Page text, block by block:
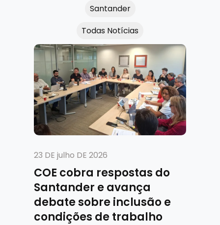
Santander
Todas Notícias
23 DE julho DE 2026
COE cobra respostas do
Santander e avança
debate sobre inclusão e
condições de trabalho